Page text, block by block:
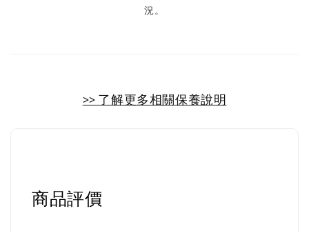
況。
>> 了解更多相關保養說明
商品評價